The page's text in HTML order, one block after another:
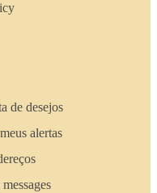
de desejos
alertas